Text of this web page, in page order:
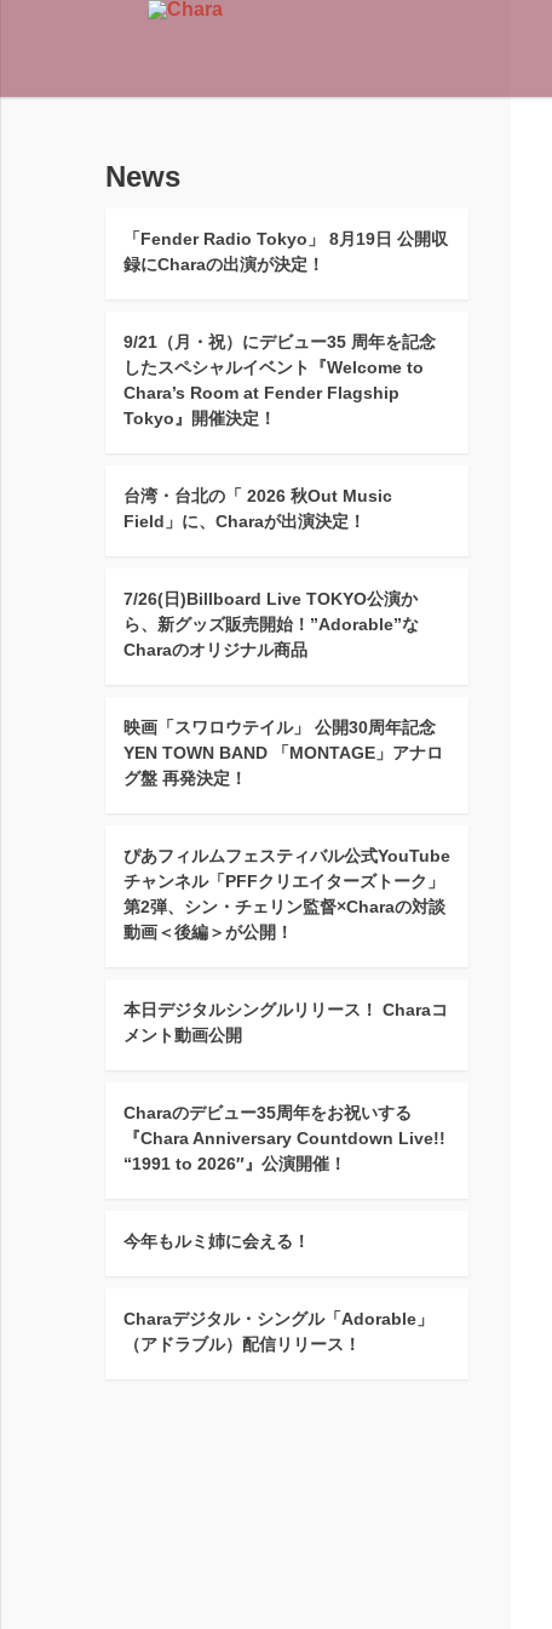
News
「Fender Radio Tokyo」 8月19日 公開収
録にCharaの出演が決定！
9/21（月・祝）にデビュー35 周年を記念
したスペシャルイベント『Welcome to
Chara’s Room at Fender Flagship
Tokyo』開催決定！
台湾・台北の「 2026 秋Out Music
Field」に、Charaが出演決定！
7/26(日)Billboard Live TOKYO公演か
ら、新グッズ販売開始！”Adorable”な
Charaのオリジナル商品
映画「スワロウテイル」 公開30周年記念
YEN TOWN BAND 「MONTAGE」アナロ
グ盤 再発決定！
ぴあフィルムフェスティバル公式YouTube
チャンネル「PFFクリエイターズトーク」
第2弾、シン・チェリン監督×Charaの対談
動画＜後編＞が公開！
本日デジタルシングルリリース！ Charaコ
メント動画公開
Charaのデビュー35周年をお祝いする
『Chara Anniversary Countdown Live!!
“1991 to 2026″』公演開催！
今年もルミ姉に会える！
Charaデジタル・シングル「Adorable」
（アドラブル）配信リリース！